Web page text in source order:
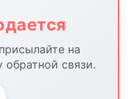
на
связи.